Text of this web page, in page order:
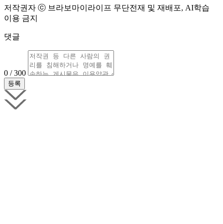
저작권자 ⓒ 브라보마이라이프 무단전재 및 재배포, AI학습
이용 금지
댓글
0 / 300